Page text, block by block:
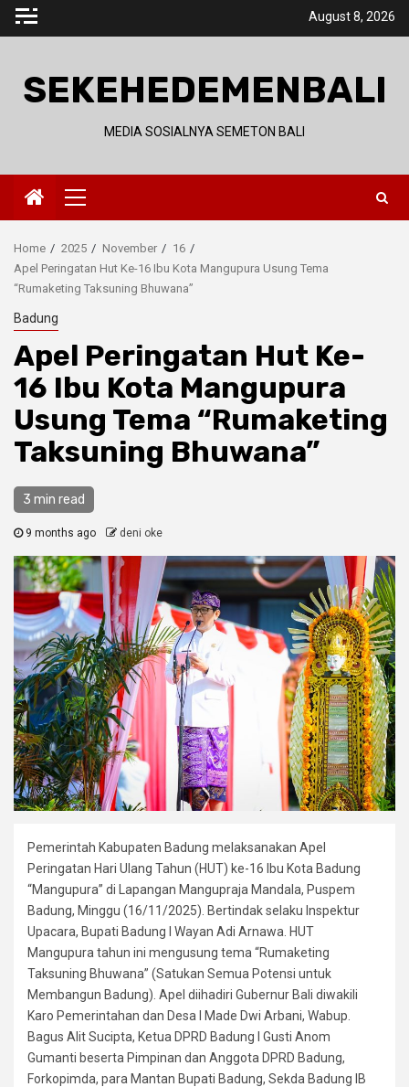
Skip
August 8, 2026
SEKEHEDEMENBALI
MEDIA SOSIALNYA SEMETON BALI
Primary
Menu
Home 2025 November
16
Apel Peringatan Hut Ke-16 Ibu Kota Mangupura Usung Tema
“Rumaketing Taksuning Bhuwana”
Badung
Apel Peringatan Hut Ke-
16 Ibu Kota Mangupura
Usung Tema “Rumaketing
Taksuning Bhuwana”
3 min read
9 months ago deni oke
Pemerintah Kabupaten Badung melaksanakan Apel
Peringatan Hari Ulang Tahun (HUT) ke-16 Ibu Kota Badung
“Mangupura” di Lapangan Mangupraja Mandala, Puspem
Badung, Minggu (16/11/2025). Bertindak selaku Inspektur
Upacara, Bupati Badung I Wayan Adi Arnawa. HUT
Mangupura tahun ini mengusung tema “Rumaketing
Taksuning Bhuwana” (Satukan Semua Potensi untuk
Membangun Badung). Apel diihadiri Gubernur Bali diwakili
Karo Pemerintahan dan Desa I Made Dwi Arbani, Wabup.
Bagus Alit Sucipta, Ketua DPRD Badung I Gusti Anom
Gumanti beserta Pimpinan dan Anggota DPRD Badung,
Forkopimda, para Mantan Bupati Badung, Sekda Badung IB